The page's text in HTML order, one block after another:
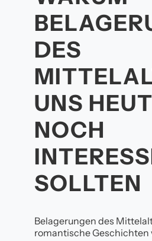
DES
UNS
NOCH
SOLLTEN
Belagerungen des
romantische Geschichten